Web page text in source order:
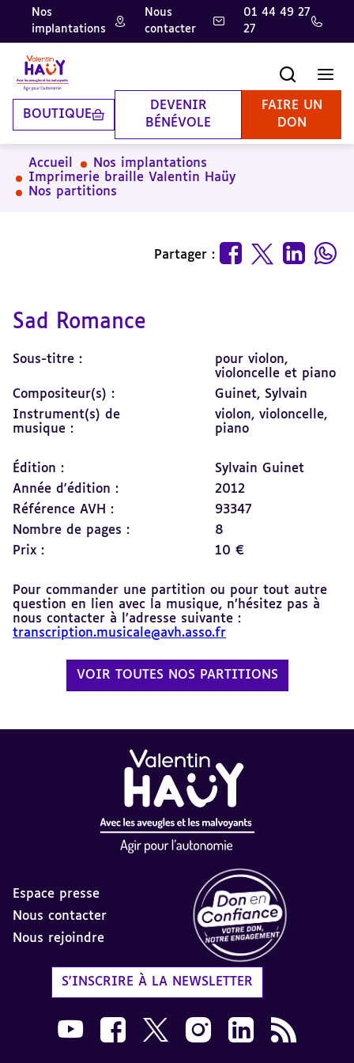
Aller
contenu
principal
Aller
pied
de
page
Aller
la
recherche
Nos
implantations
Nous
contacter
01 44 49 27
27
BOUTIQUE
DEVENIR
BÉNÉVOLE
FAIRE UN
DON
Accueil
Nos implantations
Imprimerie braille Valentin Haüy
Nos partitions
Partager :
Sad Romance
Sous-titre :
pour violon,
violoncelle et piano
Compositeur(s) :
Guinet, Sylvain
Instrument(s) de
musique :
violon, violoncelle,
piano
Édition :
Sylvain Guinet
Année d'édition :
2012
Référence AVH :
93347
Nombre de pages :
8
Prix :
10 €
Pour commander une partition ou pour tout autre
question en lien avec la musique, n’hésitez pas à
nous contacter à l’adresse suivante :
transcription.musicale@avh.asso.fr
VOIR TOUTES NOS PARTITIONS
Espace presse
Nous contacter
Nous rejoindre
S'INSCRIRE À LA NEWSLETTER
Nous suivre sur Youtube AVH dans une
Nous suivre sur Facebook AVH dans
Nous suivre sur X AVH dans une
Nous suivre sur Instagram
Nous suivre sur
Flux RSS